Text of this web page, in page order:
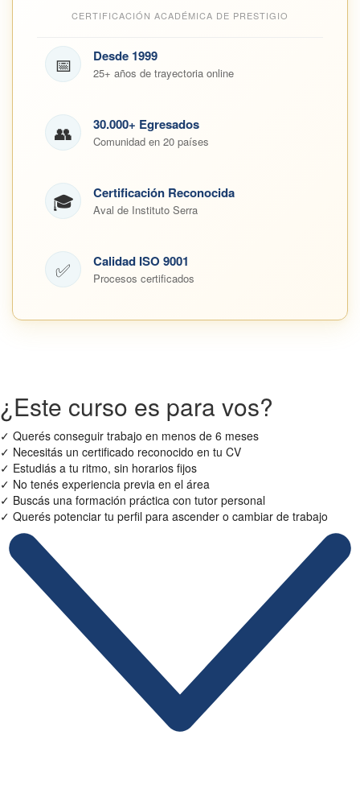
CERTIFICACIÓN ACADÉMICA DE PRESTIGIO
📅 Desde 1999
25+ años de trayectoria online
👥 30.000+ Egresados
Comunidad en 20 países
🎓 Certificación Reconocida
Aval de Instituto Serra
✅ Calidad ISO 9001
Procesos certificados
¿Este curso es para vos?
✓ Querés conseguir trabajo en menos de 6 meses
✓ Necesitás un certificado reconocido en tu CV
✓ Estudiás a tu ritmo, sin horarios fijos
✓ No tenés experiencia previa en el área
✓ Buscás una formación práctica con tutor personal
✓ Querés potenciar tu perfil para ascender o cambiar de trabajo